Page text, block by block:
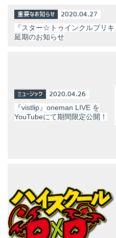
重要なお知らせ 2020.04.27
『スター☆トゥインクルプリ
延期のお知らせ
ミュージック 2020.04.26
『vistlip』oneman LIVE を
YouTubeにて期間限定公開！